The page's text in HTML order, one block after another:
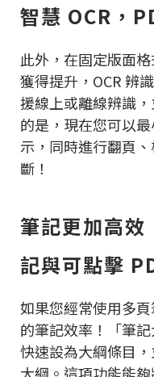
智慧 OCR，
此外，在固定版面
獲得提升，OCR 辨
援線上或離線辨識
的是，現在您可以
示，同時進行翻頁
斷！
筆記更加高效
記與可點擊
如果您經常使用多
的筆記效率！「筆
快速設為大綱條目
大綱。這項功能能